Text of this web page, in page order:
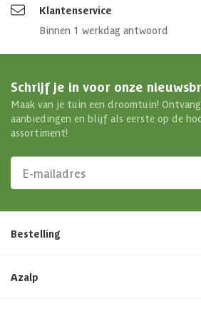
Klantenservice
Binnen 1 werkdag antwoord
Schrijf je in voor onze
Maak van je tuin een droomtuin!
aanbiedingen en blijf als eerste op de
assortiment!
Bestelling
Azalp